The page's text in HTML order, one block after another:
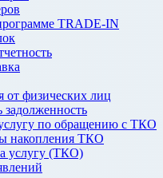
TRADE-IN
от физических лиц
задолженность
по обращению с ТКО
накопления ТКО
услугу (ТКО)